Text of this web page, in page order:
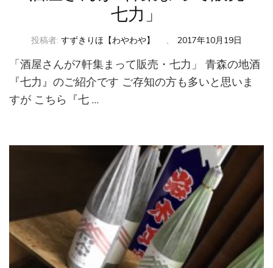
七力」
投稿者: すずきりほ【わやわや】 、 2017年10月19日
「酒屋さんが7軒集まって販売・七力」 青森の地酒
『七力』のご紹介です ご存知の方も多いと思いま
すが こちら『七 …